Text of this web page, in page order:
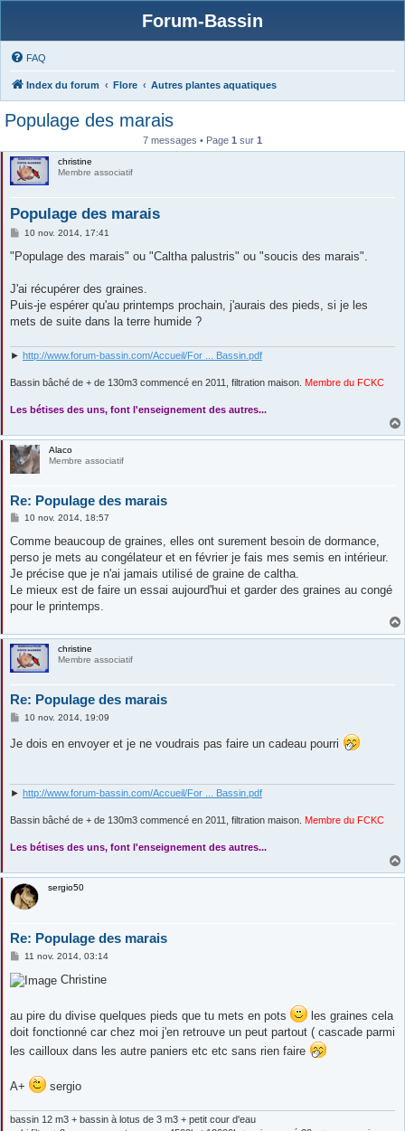
Forum-Bassin
FAQ
Index du forum Flore Autres plantes aquatiques
Populage des marais
7 messages • Page 1 sur 1
christine
Membre associatif
Populage des marais
M
s
g
10 nov. 2014, 17:41
"Populage des marais" ou "Caltha palustris" ou "soucis des marais".
J'ai récupérer des graines.
Puis-je espérer qu'au printemps prochain, j'aurais des pieds, si je les
mets de suite dans la terre humide ?
► http://www.forum-bassin.com/Accueil/For ... Bassin.pdf
Bassin bâché de + de 130m3 commencé en 2011, filtration maison. Membre du FCKC
Les bétises des uns, font l'enseignement des autres...
Alaco
Membre associatif
Re: Populage des marais
M
s
a
g
10 nov. 2014, 18:57
Comme beaucoup de graines, elles ont surement besoin de dormance,
perso je mets au congélateur et en février je fais mes semis en intérieur.
Je précise que je n'ai jamais utilisé de graine de caltha.
Le mieux est de faire un essai aujourd'hui et garder des graines au congé
pour le printemps.
christine
Membre associatif
Re: Populage des marais
M
s
10 nov. 2014, 19:09
Je dois en envoyer et je ne voudrais pas faire un cadeau pourri
► http://www.forum-bassin.com/Accueil/For ... Bassin.pdf
Bassin bâché de + de 130m3 commencé en 2011, filtration maison. Membre du FCKC
....
Les bétises des uns, font l'enseignement des autres...
sergio50
Re: Populage des marais
M
s
s
e
11 nov. 2014, 03:14
Christine
au pire du divise quelques pieds que tu mets en pots
les graines cela
doit fonctionné car chez moi j'en retrouve un peut partout ( cascade parmi
les cailloux dans les autre paniers etc etc sans rien faire
A+ sergio
bassin 12 m3 + bassin à lotus de 3 m3 + petit cour d'eau